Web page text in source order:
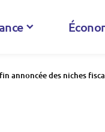
annoncée des niches